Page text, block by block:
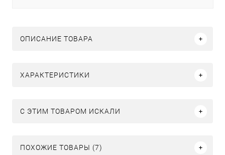
ОПИСАНИЕ ТОВАРА
ХАРАКТЕРИСТИКИ
C ЭТИМ ТОВАРОМ ИСКАЛИ
ПОХОЖИЕ ТОВАРЫ (7)